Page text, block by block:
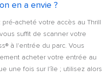
en a envie ?
pré-acheté votre accès au Thrill
suffit de scanner votre
à l'entrée du parc. Vous
acheter votre entrée au
une fois sur l'île ; utilisez alors